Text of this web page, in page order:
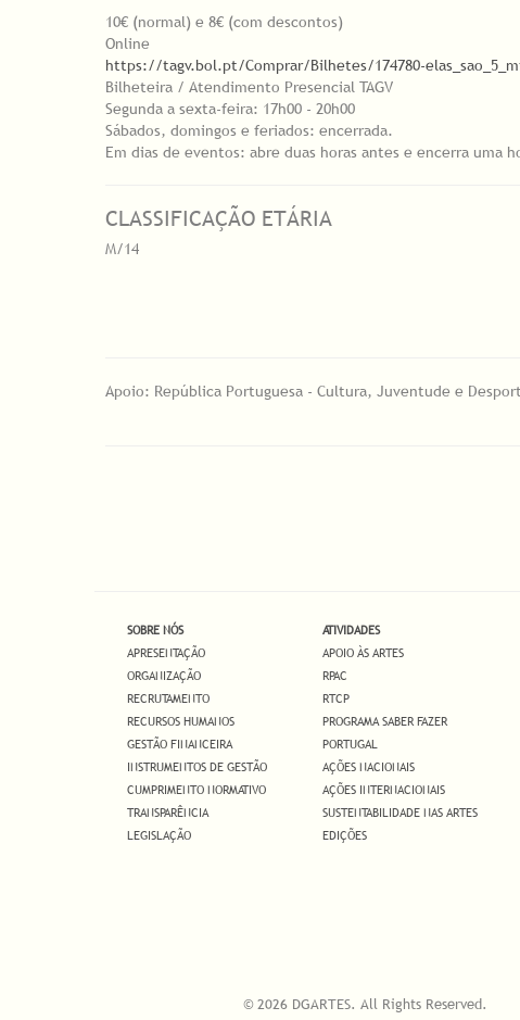
10€ (normal) e 8€ (com descontos)
Online
https://tagv.bol.pt/Comprar/Bilhetes/174780-
Bilheteira / Atendimento Presencial TAGV
Segunda a sexta-feira: 17h00 - 20h00
Sábados, domingos e feriados: encerrada.
Em dias de eventos: abre duas horas antes e encerra uma
CLASSIFICAÇÃO ETÁRIA
M/14
Apoio: República Portuguesa - Cultura, Juventude e
SOBRE NÓS
APRESENTAÇÃO
ORGANIZAÇÃO
RECRUTAMENTO
RECURSOS HUMANOS
GESTÃO FINANCEIRA
INSTRUMENTOS DE GESTÃO
CUMPRIMENTO NORMATIVO
TRANSPARÊNCIA
LEGISLAÇÃO
ATIVIDADES
APOIO ÀS ARTES
RPAC
RTCP
PROGRAMA SABER FAZER
PORTUGAL
AÇÕES NACIONAIS
AÇÕES INTERNACIONAIS
SUSTENTABILIDADE NAS ARTES
EDIÇÕES
© 2026 DGARTES. All Rights Reserved.